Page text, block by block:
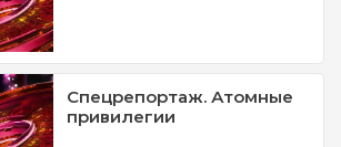
Спецрепортаж. Атомные
привилегии